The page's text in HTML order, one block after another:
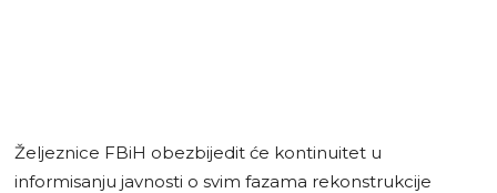
Željeznice FBiH obezbijedit će kontinuitet u
informisanju javnosti o svim fazama rekonstrukcije